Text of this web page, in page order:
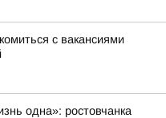
с вакансиями
одна»: ростовчанка